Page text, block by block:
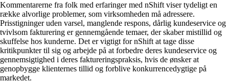
Kommentarerne fra folk med erfaringer med nShift viser tydeligt en
række alvorlige problemer, som virksomheden må adressere.
Prisstigninger uden varsel, manglende respons, dårlig kundeservice og
tvivlsom fakturering er gennemgående temaer, der skaber mistillid og
skuffelse hos kunderne. Det er vigtigt for nShift at tage disse
kritikpunkter til sig og arbejde på at forbedre deres kundeservice og
gennemsigtighed i deres faktureringspraksis, hvis de ønsker at
genopbygge klienternes tillid og forblive konkurrencedygtige på
markedet.